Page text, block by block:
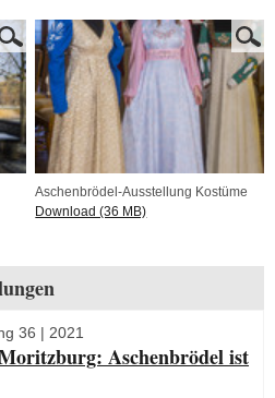
Aschenbrödel-Ausstellung Kostüme
Download (36 MB)
36 | 2021
Aschenbrödel ist